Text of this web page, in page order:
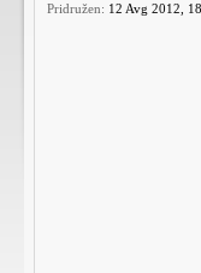
Pridružen: 12 Avg 2012,